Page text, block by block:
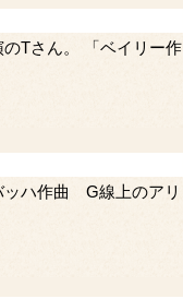
Tさん。 「ベイリー作
ッハ作曲 G線上のアリ